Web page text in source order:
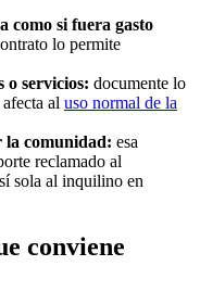
como si fuera gasto
lo permite
o servicios: documente lo
al uso normal de la
la comunidad: esa
reclamado al
sola al inquilino en
conviene